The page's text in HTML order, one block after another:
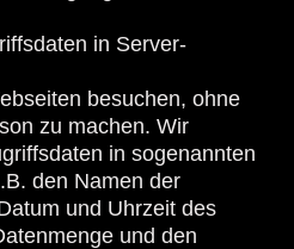
in Server-
besuchen, ohne
zu machen. Wir
in sogenannten
den Namen der
und Uhrzeit des
und den